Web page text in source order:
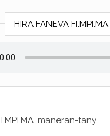
HIRA FANEVA FI.MPI.MA.
maneran-tany